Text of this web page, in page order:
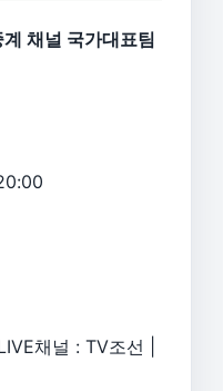
채널 국가대표팀
채널 : TV조선 |